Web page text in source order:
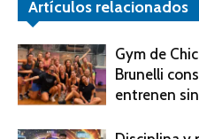
Artículos relacionados
Gym de
Brunelli
entrenen